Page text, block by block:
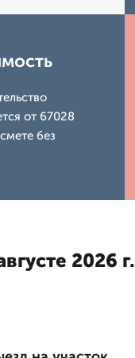
от 67028
без
2026 г.